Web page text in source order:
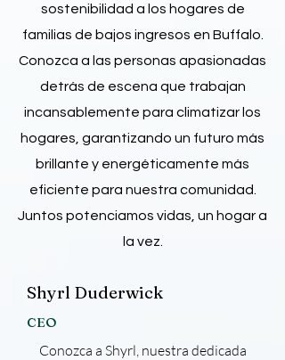
sostenibilidad a los hogares de
familias de bajos ingresos en Buffalo.
Conozca a las personas apasionadas
detrás de escena que trabajan
incansablemente para climatizar los
hogares, garantizando un futuro más
brillante y energéticamente más
eficiente para nuestra comunidad.
Juntos potenciamos vidas, un hogar a
la vez.
Shyrl Duderwick
CEO
Conozca a Shyrl, nuestra dedicada